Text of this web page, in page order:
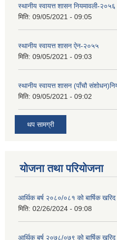
स्थानीय स्वायत्त शासन नियमावली-२०५६
मिति: 09/05/2021 - 09:05
स्थानीय स्वायत्त शासन ए‍ेन-२०५५
मिति: 09/05/2021 - 09:03
स्थानीय स्वायत्त शासन (पाँचौ
मिति: 09/05/2021 - 09:02
थप सामग्री
योजना तथा परियोजना
आर्थिक बर्ष २०८०/०८१ को बार्षिक खरिद
मिति: 02/26/2024 - 09:08
आर्थिक बर्ष २०७८/०७९ को बार्षिक खरिद